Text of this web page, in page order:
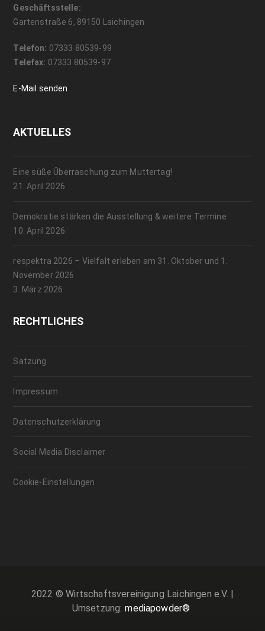
Geschäftsstelle:
Gartenstraße 6, 89150 Laichingen
Telefon: 07333 80539-99
Telefax: 07333 80539-97
E-Mail senden
AKTUELLES
Eine süße Überraschung zum Muttertag!
21. April 2026
Demokratie stärken die Ausstellung & weitere Termine
10. April 2026
respektra 2026 – Vielfalt erleben am 31. Oktober und 1.
November 2026
3. März 2026
RECHTLICHES
Satzung
Impressum
Datenschutzerklärung
Social Media Disclaimer
Cookie-Einstellungen
2022 © Wirtschaftsvereinigung Laichingen e.V. |
Umsetzung: mediapowder®